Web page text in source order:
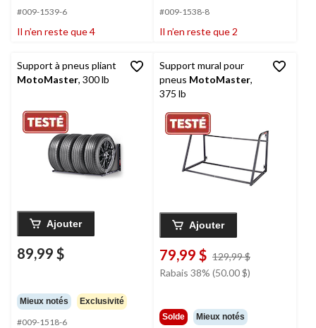
#009-1539-6
Il n’en reste que 4
#009-1538-8
Il n’en reste que 2
Support à pneus pliant
MotoMaster, 300 lb
Ajouter
89,99 $
Mieux notés Exclusivité
#009-1518-6
Support mural pour
pneus MotoMaster,
375 lb
Ajouter
79,99 $ 129,99 $
Rabais 38% (50.00 $)
Solde Mieux notés